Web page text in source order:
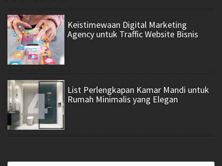
3
Keistimewaan Digital Marketing
Agency untuk Traffic Website Bisnis
4
List Perlengkapan Kamar Mandi untuk
Rumah Minimalis yang Elegan